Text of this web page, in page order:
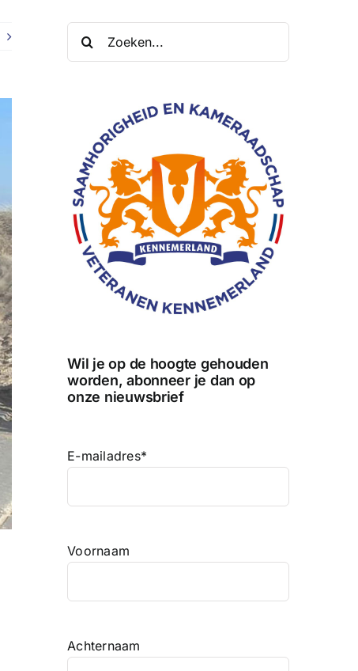
naar:
Wil je op de hoogte gehouden
worden, abonneer je dan op
onze nieuwsbrief
E-mailadres*
Voornaam
Achternaam